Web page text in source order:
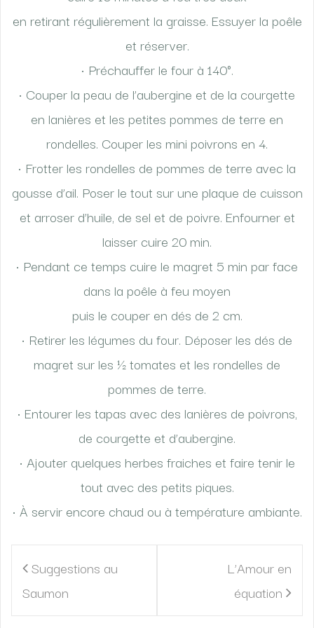
en retirant régulièrement la graisse. Essuyer la poêle
et réserver.
• Préchauffer le four à 140°.
• Couper la peau de l’aubergine et de la courgette
en lanières et les petites pommes de terre en
rondelles. Couper les mini poivrons en 4.
• Frotter les rondelles de pommes de terre avec la
gousse d’ail. Poser le tout sur une plaque de cuisson
et arroser d’huile, de sel et de poivre. Enfourner et
laisser cuire 20 min.
• Pendant ce temps cuire le magret 5 min par face
dans la poêle à feu moyen
puis le couper en dés de 2 cm.
• Retirer les légumes du four. Déposer les dés de
magret sur les ½ tomates et les rondelles de
pommes de terre.
• Entourer les tapas avec des lanières de poivrons,
de courgette et d’aubergine.
• Ajouter quelques herbes fraiches et faire tenir le
tout avec des petits piques.
• À servir encore chaud ou à température ambiante.
de
l’article
Suggestions au
Saumon
L’Amour en
équation